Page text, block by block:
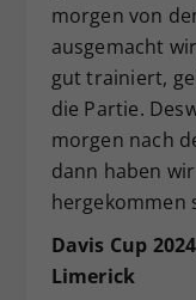
morgen von
ausgemacht
gut trainiert,
die Partie.
morgen nach
dann haben
hergekommen
Davis Cup
Limerick